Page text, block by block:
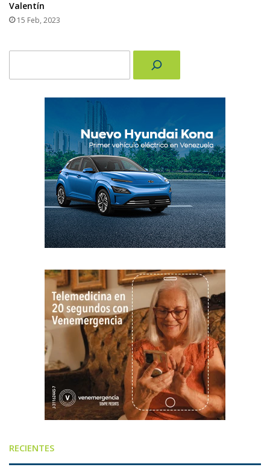
Valentín
15 Feb, 2023
RECIENTES